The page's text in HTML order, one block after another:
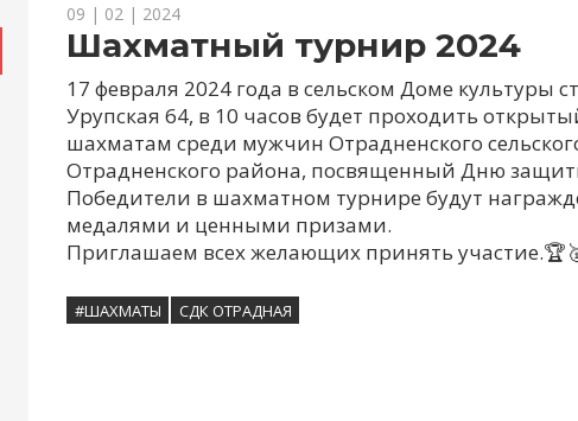
09 | 02 | 2024
Шахматный турнир 2024
17 февраля 2024 года в сельском Доме культуры
Урупская 64, в 10 часов будет проходить
шахматам среди мужчин Отрадненского
Отрадненского района, посвященный Дню
Победители в шахматном турнире будут
медалями и ценными призами.
Приглашаем всех желающих принять
#ШАХМАТЫ СДК ОТРАДНАЯ